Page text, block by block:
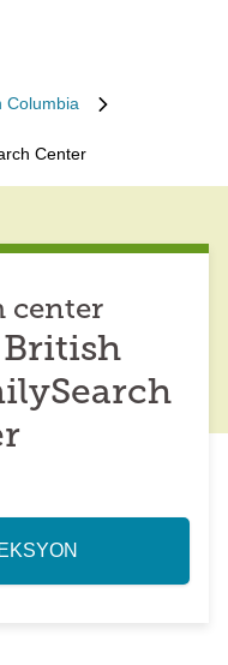
Columbia
Center
center